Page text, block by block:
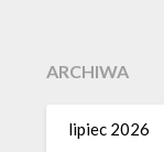
ARCHIWA
lipiec 2026